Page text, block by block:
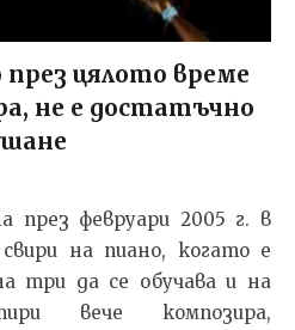
цялото време
не е достатъчно
през февруари 2005 г. в
на пиано, когато е
три да се обучава и на
вече композира,